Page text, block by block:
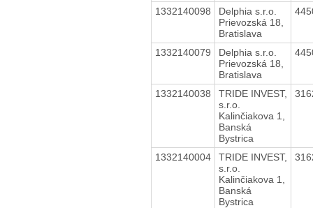
1332140098
Delphia s.r.o.
Prievozská 18,
Bratislava
1332140079
Delphia s.r.o.
Prievozská 18,
Bratislava
1332140038
TRIDE INVEST,
s.r.o.
Kalinčiakova 1,
Banská
Bystrica
1332140004
TRIDE INVEST,
s.r.o.
Kalinčiakova 1,
Banská
Bystrica